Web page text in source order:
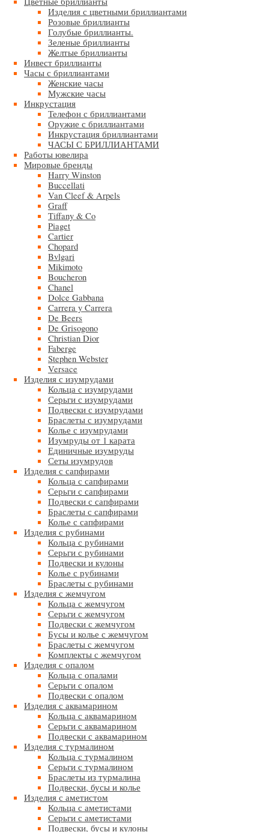
Изделия с цветными бриллиантами
Розовые бриллианты
Голубые бриллианты.
Зеленые бриллианты
Желтые бриллианты
Инвест бриллианты
Часы с бриллиантами
Женские часы
Мужские часы
Инкрустация
Телефон с бриллиантами
Оружие с бриллиантами
Инкрустация бриллиантами
ЧАСЫ С БРИЛЛИАНТАМИ
Работы ювелира
Мировые бренды
Harry Winston
Buccellati
Van Cleef & Arpels
Graff
Tiffany & Co
Piaget
Cartier
Chopard
Bvlgari
Mikimoto
Boucheron
Chanel
Dolce Gabbana
Carrera y Carrera
De Beers
De Grisogono
Christian Dior
Faberge
Stephen Webster
Versace
Изделия с изумрудами
Кольца с изумрудами
Серьги с изумрудами
Подвески с изумрудами
Браслеты с изумрудами
Колье с изумрудами
Изумруды от 1 карата
Единичные изумруды
Сеты изумрудов
Изделия с сапфирами
Кольца с сапфирами
Серьги с сапфирами
Подвески с сапфирами
Браслеты с сапфирами
Колье с сапфирами
Изделия с рубинами
Кольца с рубинами
Серьги с рубинами
Подвески и кулоны
Колье с рубинами
Браслеты с рубинами
Изделия с жемчугом
Кольца с жемчугом
Серьги с жемчугом
Подвески с жемчугом
Бусы и колье с жемчугом
Браслеты с жемчугом
Комплекты с жемчугом
Изделия с опалом
Кольца с опалами
Серьги с опалом
Подвески с опалом
Изделия с аквамарином
Кольца с аквамарином
Серьги с аквамарином
Подвески с аквамарином
Изделия с турмалином
Кольца с турмалином
Серьги с турмалином
Браслеты из турмалина
Подвески, бусы и колье
Изделия с аметистом
Кольца с аметистами
Серьги с аметистами
Подвески, бусы и кулоны